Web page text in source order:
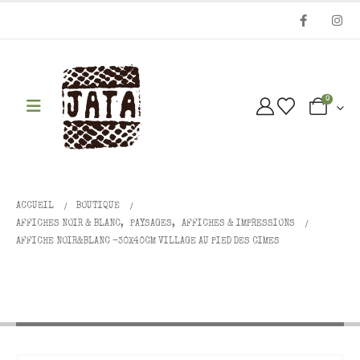
0
ACCUEIL
BOUTIQUE
AFFICHES NOIR & BLANC, PAYSAGES,
AFFICHES & IMPRESSIONS
AFFICHE NOIR&BLANC -30X40CM VILLAGE AU PIED DES CIMES